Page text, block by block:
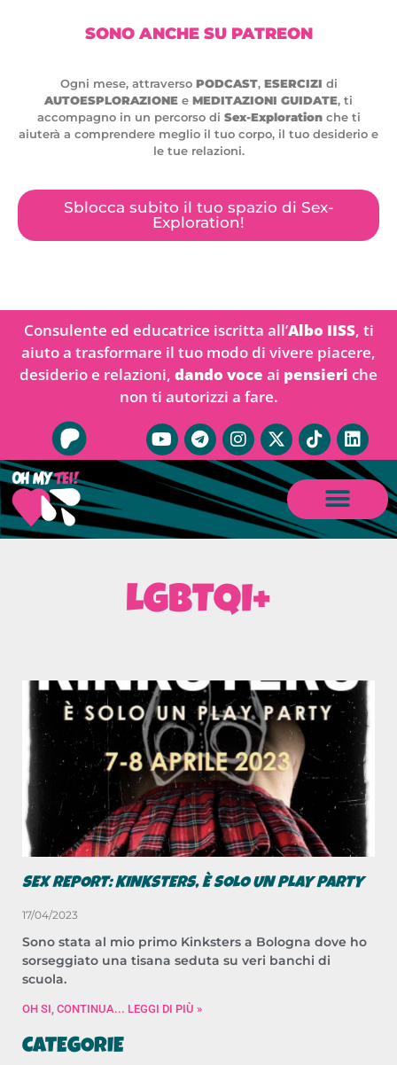
SONO ANCHE SU PATREON
Ogni mese, attraverso PODCAST, ESERCIZI di
AUTOESPLORAZIONE e MEDITAZIONI GUIDATE, ti
accompagno in un percorso di Sex-Explorationche ti
aiuterà a comprendere meglio il tuo corpo, il tuo desiderio e
le tue relazioni.
Sblocca subito il tuo spazio di Sex-
Exploration!
Consulente ed educatrice iscritta all’Albo IISS, ti
aiuto a trasformare il tuo modo di vivere piacere,
desiderio e relazioni, dando voce ai pensieri che
non ti autorizzi a fare.
LGBTQI+
SEX REPORT: KINKSTERS, È SOLO UN PLAY PARTY
17/04/2023
Sono stata al mio primo Kinksters a Bologna dove ho
sorseggiato una tisana seduta su veri banchi di
scuola.
OH SI, CONTINUA... LEGGI DI PIÙ »
CATEGORIE